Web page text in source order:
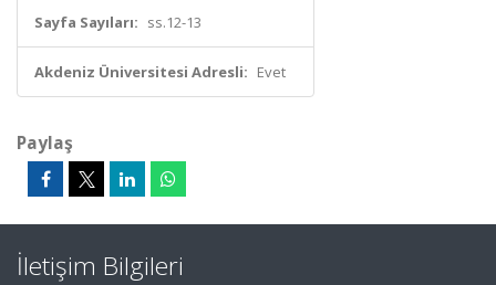
Sayfa Sayıları: ss.12-13
Akdeniz Üniversitesi Adresli: Evet
Paylaş
İletişim Bilgileri